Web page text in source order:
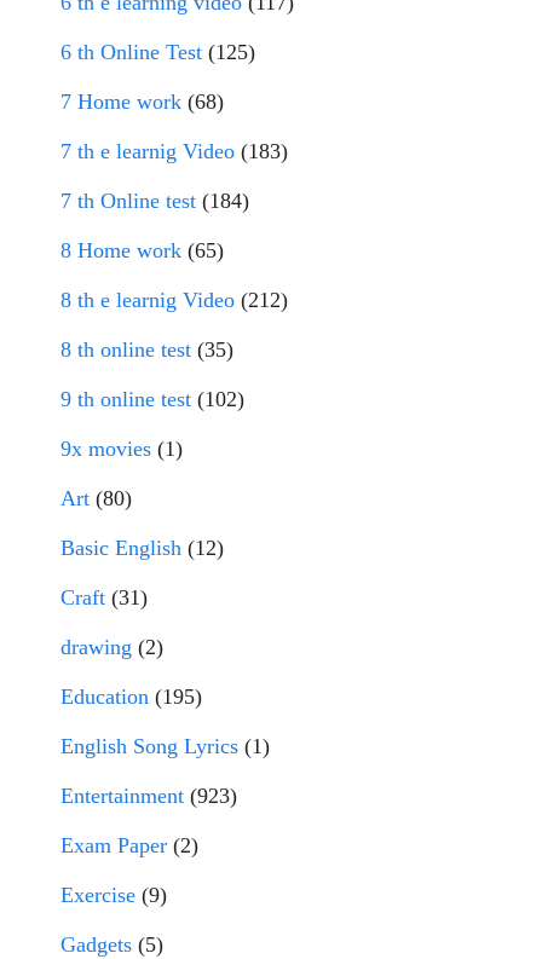
6 th Online Test (125)
7 Home work (68)
7 th e learnig Video (183)
7 th Online test (184)
8 Home work (65)
8 th e learnig Video (212)
8 th online test (35)
9 th online test (102)
9x movies (1)
Art (80)
Basic English (12)
Craft (31)
drawing (2)
Education (195)
English Song Lyrics (1)
Entertainment (923)
Exam Paper (2)
Exercise (9)
Gadgets (5)